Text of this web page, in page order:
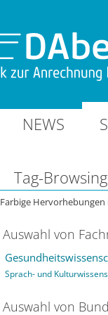
NEWS
Tag-Browsing
Farbige
Auswahl von
Sprach- und
Auswahl von